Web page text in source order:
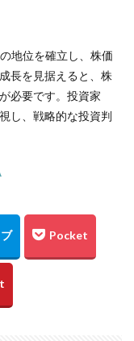
地位を確立し、株価
長を見据えると、株
必要です。投資家
し、戦略的な投資判